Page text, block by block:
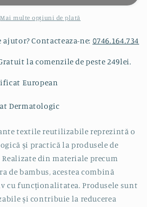
Dandelion
Set
buc
Saculet
Wetbag
Mai multe opțiuni de plată
ajutor? Contacteaza-ne: 0746.164.734
la comenzile de peste 249lei.
European
Dermatologic
textile reutilizabile reprezintă o
și practică la produsele de
din materiale precum
de bambus, acestea combină
cu funcționalitatea. Produsele sunt
și contribuie la reducerea